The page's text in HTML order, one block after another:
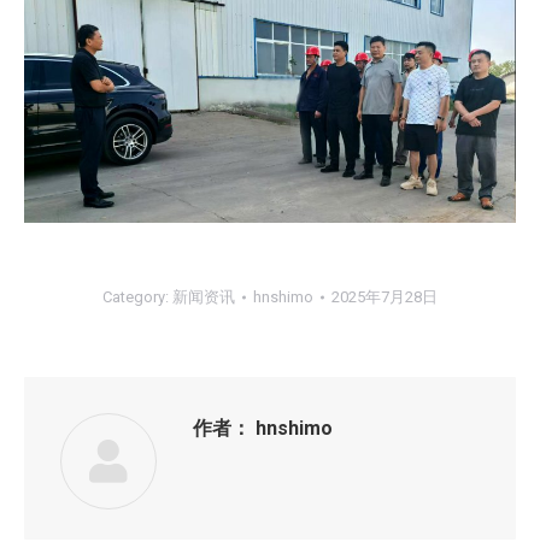
Category: 新闻资讯 hnshimo 2025年7月28日
作者： hnshimo